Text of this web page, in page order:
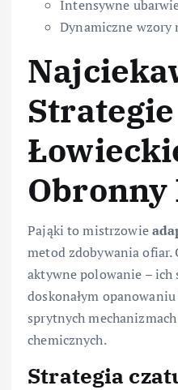
Intensywne
Dynamiczne wzory
Strategie
Pająki to mistrzowie
metod zdobywania ofiar.
aktywne polowanie – ich
doskonałym
sprytnych
chemicznych.
Strategia